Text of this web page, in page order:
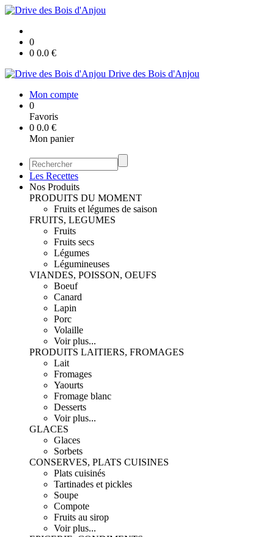
0
0 0.0 €
Drive des Bois d'Anjou
Mon compte
0
Favoris
0 0.0 €
Mon panier
Les Recettes
Nos Produits
PRODUITS DU MOMENT
Fruits et légumes de saison
FRUITS, LEGUMES
Fruits
Fruits secs
Légumes
Légumineuses
VIANDES, POISSON, OEUFS
Boeuf
Canard
Lapin
Porc
Volaille
Voir plus...
PRODUITS LAITIERS, FROMAGES
Lait
Fromages
Yaourts
Fromage blanc
Desserts
Voir plus...
GLACES
Glaces
Sorbets
CONSERVES, PLATS CUISINES
Plats cuisinés
Tartinades et pickles
Soupe
Compote
Fruits au sirop
Voir plus...